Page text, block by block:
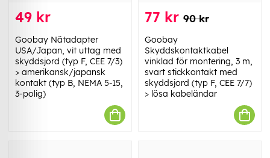
49 kr
Goobay Nätadapter
USA/Japan, vit uttag med
skyddsjord (typ F, CEE 7/3)
> amerikansk/japansk
kontakt (typ B, NEMA 5-15,
3-polig)
77 kr 90 kr
Goobay
Skyddskontaktkabel
vinklad för montering, 3 m,
svart stickkontakt med
skyddsjord (typ F, CEE 7/7)
> lösa kabeländar